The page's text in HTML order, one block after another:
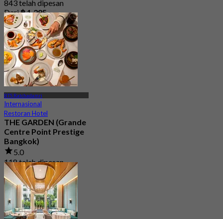
843 telah dipesan
Dari฿ 1,295
BTS Ratchadamri
Internasional
Restoran Hotel
THE GARDEN (Grande
Centre Point Prestige
Bangkok)
5.0
118 telah dipesan
Dari ฿ 790